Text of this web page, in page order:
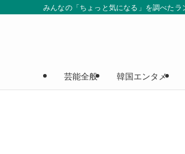
みんなの「ちょっと気になる」を調べたラ
芸能全般 韓国エンタメ